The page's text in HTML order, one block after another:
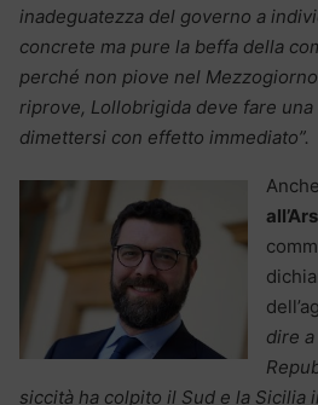
inadeguatezza del governo a
concrete ma pure la beffa della
perché non piove nel Mezzogiorno
riprove, Lollobrigida deve fare una
dimettersi con effetto immediato”.
dire
siccità ha colpito il Sud e la Sicilia